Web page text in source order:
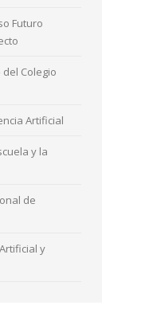
Futuro
Colegio
Artificial
y la
de
y